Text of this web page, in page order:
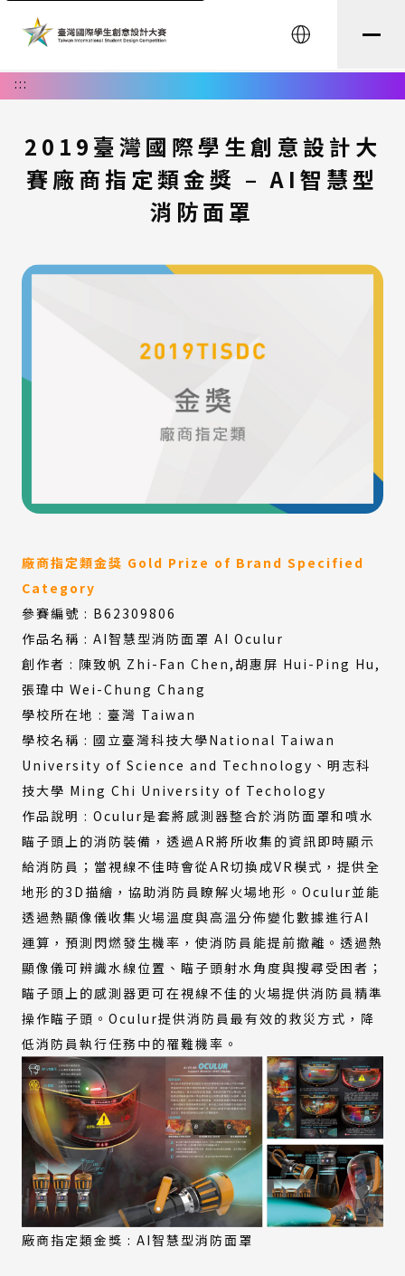
English
:::
2019臺灣國際學生創意設計大
賽廠商指定類金獎 – AI智慧型
消防面罩
廠商指定類金獎 Gold Prize of Brand Specified
Category
參賽編號 : B62309806
作品名稱 : AI智慧型消防面罩 AI Oculur
創作者 : 陳致帆 Zhi-Fan Chen,胡惠屏 Hui-Ping Hu,
張瑋中 Wei-Chung Chang
學校所在地 : 臺灣 Taiwan
學校名稱 : 國立臺灣科技大學National Taiwan
University of Science and Technology、明志科
技大學 Ming Chi University of Techology
作品說明 : Oculur是套將感測器整合於消防面罩和噴水
瞄子頭上的消防裝備，透過AR將所收集的資訊即時顯示
給消防員；當視線不佳時會從AR切換成VR模式，提供全
地形的3D描繪，協助消防員瞭解火場地形。Oculur並能
透過熱顯像儀收集火場溫度與高溫分佈變化數據進行AI
運算，預測閃燃發生機率，使消防員能提前撤離。透過熱
顯像儀可辨識水線位置、瞄子頭射水角度與搜尋受困者；
瞄子頭上的感測器更可在視線不佳的火場提供消防員精準
操作瞄子頭。Oculur提供消防員最有效的救災方式，降
低消防員執行任務中的罹難機率。
廠商指定類金獎 : AI智慧型消防面罩